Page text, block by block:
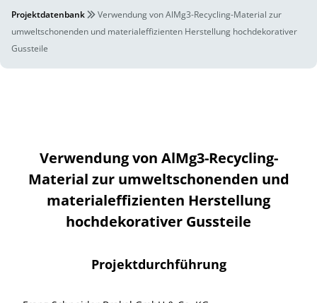
Projektdatenbank
Verwendung von AlMg3-Recycling-Material zur
umweltschonenden und materialeffizienten Herstellung hochdekorativer
Gussteile
Verwendung von AlMg3-Recycling-
Material zur umweltschonenden und
materialeffizienten Herstellung
hochdekorativer Gussteile
Projektdurchführung